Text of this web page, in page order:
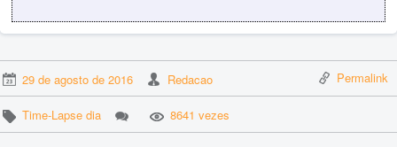
29 de agosto de 2016 Redacao Permalink
Time-Lapse dia 8641 vezes